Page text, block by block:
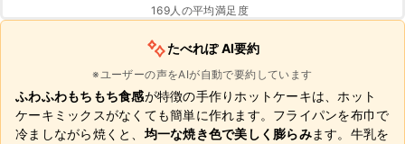
169人の平均満足度
たべれぽ AI要約
※ユーザーの声をAIが自動で要約しています
ふわふわもちもち食感が特徴の手作りホットケーキは、ホット
ケーキミックスがなくても簡単に作れます。フライパンを布巾で
冷ましながら焼くと、均一な焼き色で美しく膨らみます。牛乳を